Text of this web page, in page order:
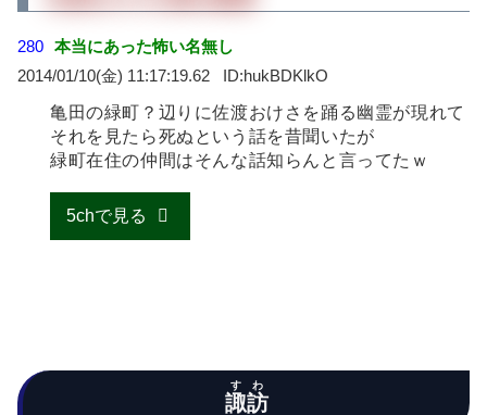
280 本当にあった怖い名無し
2014/01/10(金) 11:17:19.62
hukBDKlkO
亀田の緑町？辺りに佐渡おけさを踊る幽霊が現れて
それを見たら死ぬという話を昔聞いたが
緑町在住の仲間はそんな話知らんと言ってたｗ
5chで見る
諏訪
すわ